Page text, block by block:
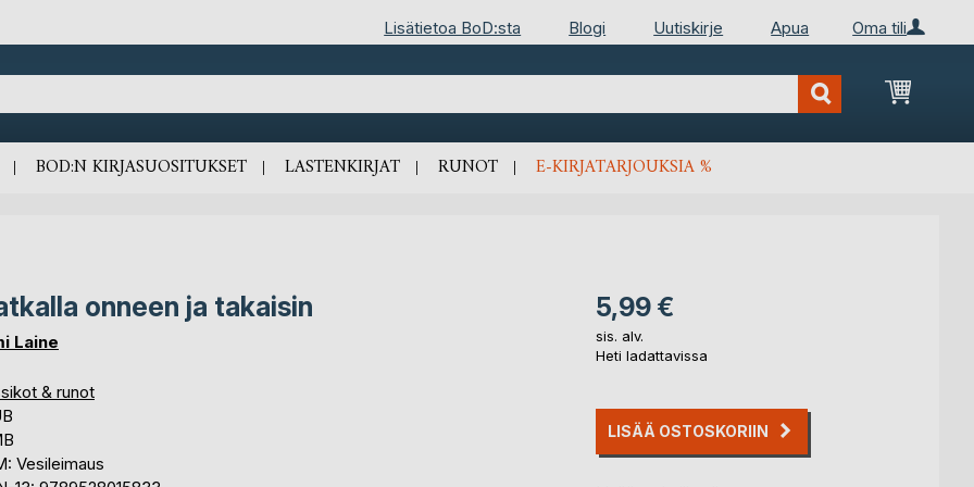
Oma tili
Lisätietoa BoD:sta Blogi Uutiskirje Apua
BOD:N KIRJASUOSITUKSET LASTENKIRJAT RUNOT E-KIRJATARJOUKSIA %
onneen ja takaisin
Laine
& runot
Vesileimaus
5,99 €
sis. alv.
Heti ladattavissa
LISÄÄ OSTOSKORIIN